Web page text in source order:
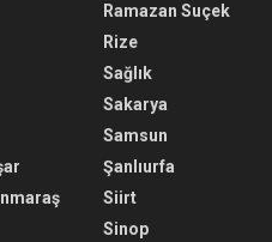
Ramazan Suçek
Rize
Sağlık
Sakarya
Samsun
Şanlıurfa
Siirt
Sinop